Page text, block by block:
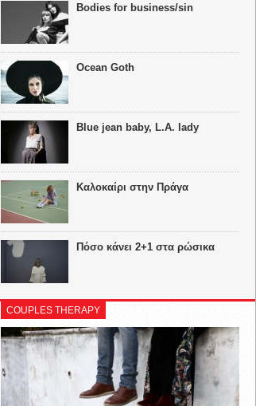
Bodies for business/sin
Ocean Goth
Blue jean baby, L.A. lady
Καλοκαίρι στην Πράγα
Πόσο κάνει 2+1 στα ρώσικα
COUPLES THERAPY